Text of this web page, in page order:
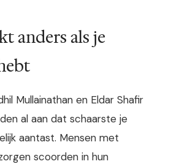
anders als je
Mullainathan en Eldar Shafir
al aan dat schaarste je
aantast. Mensen met
scoorden in hun